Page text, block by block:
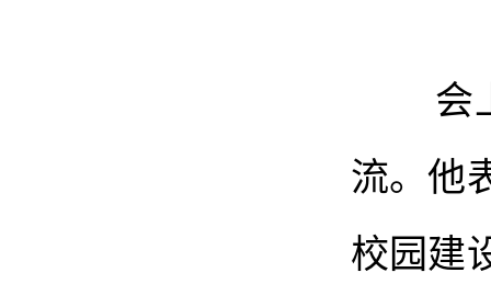
会上
流。他
校园建